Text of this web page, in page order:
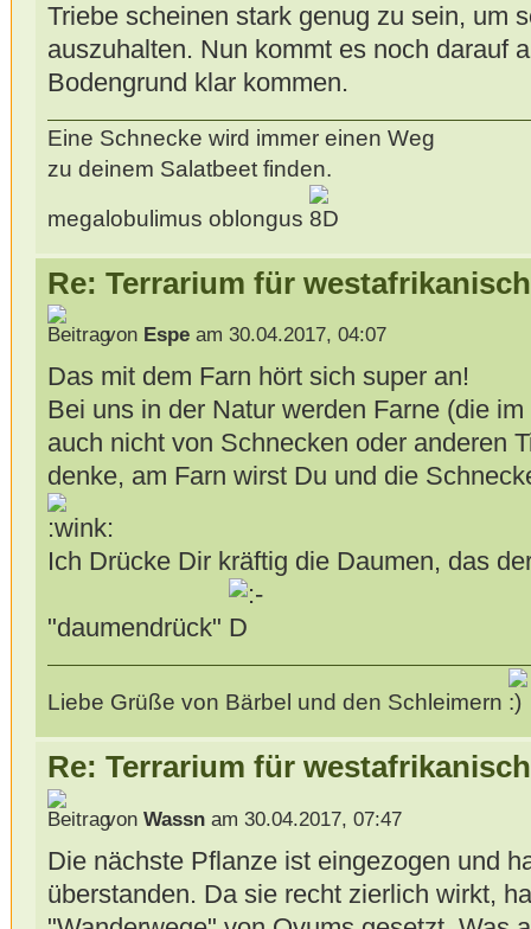
Triebe scheinen stark genug zu sein, um
auszuhalten. Nun kommt es noch darauf
Bodengrund klar kommen.
Eine Schnecke wird immer einen Weg
zu deinem Salatbeet finden.
megalobulimus oblongus
Re: Terrarium für
von Espeam 30.04.2017, 04:07
Das mit dem Farn hört sich super an!
Bei uns in der Natur werden Farne (die
auch nicht von Schnecken oder anderen
denke, am Farn wirst Du und die
Ich Drücke Dir kräftig die Daumen, das
"daumendrück"
Liebe Grüße von Bärbel und den Schleimern
Re: Terrarium für
von Wassnam 30.04.2017, 07:47
Die nächste Pflanze ist eingezogen und
überstanden. Da sie recht zierlich wirkt,